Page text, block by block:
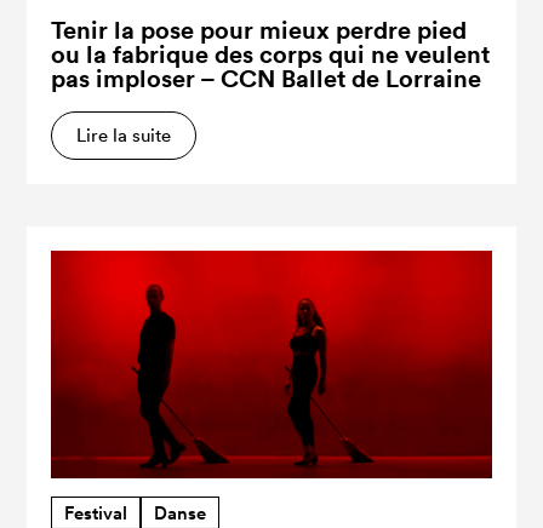
Tenir la pose pour mieux perdre pied
ou la fabrique des corps qui ne veulent
pas imploser – CCN Ballet de Lorraine
Lire la suite
Festival Danse